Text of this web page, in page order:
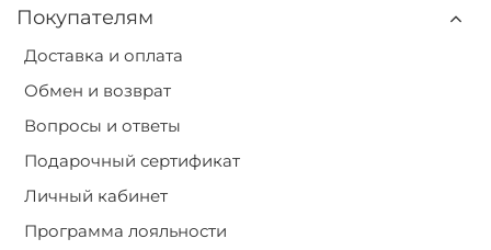
Покупателям
Доставка и оплата
Обмен и возврат
Вопросы и ответы
Подарочный сертификат
Личный кабинет
Программа лояльности